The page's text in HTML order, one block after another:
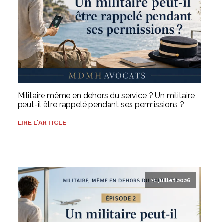
Militaire même en dehors du service ? Un militaire
peut-il être rappelé pendant ses permissions ?
LIRE L'ARTICLE
31 juillet 2026